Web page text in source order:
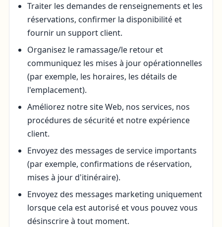
Traiter les demandes de renseignements et les
réservations, confirmer la disponibilité et
fournir un support client.
Organisez le ramassage/le retour et
communiquez les mises à jour opérationnelles
(par exemple, les horaires, les détails de
l'emplacement).
Améliorez notre site Web, nos services, nos
procédures de sécurité et notre expérience
client.
Envoyez des messages de service importants
(par exemple, confirmations de réservation,
mises à jour d'itinéraire).
Envoyez des messages marketing uniquement
lorsque cela est autorisé et vous pouvez vous
désinscrire à tout moment.